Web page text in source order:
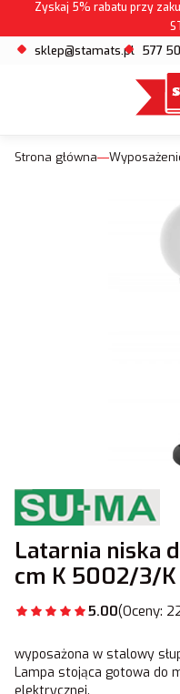
Zyskaj 5% rabatu przy
sklep@stamats.pl 577
Strona główna
Latarnia niska
cm K 5002/3/
5.00(Oceny:
wyposażona w stalowy
Lampa stojąca gotowa do